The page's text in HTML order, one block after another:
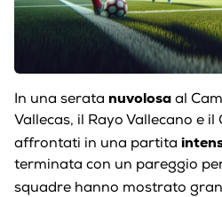
In una serata nuvolosa al
Vallecas, il Rayo Vallecano e il
affrontati in una partita
terminata con un pareggio
squadre hanno mostrato